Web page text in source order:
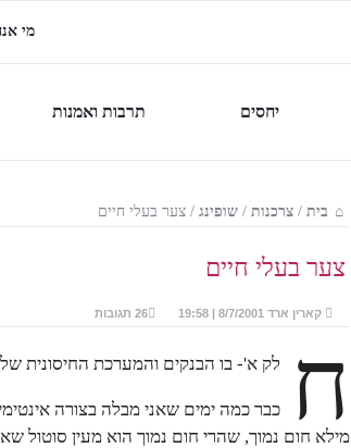
מי
יחסים תרבות ואמנות
בית /צרכנות /שופינג /צער בעלי חיים
צער בעלי חיים
קארין ארד 8/7/2001 | 19:58 26 תגובות
ח לק א'- בו הבנקים והמערכת החיסונית
כבר כמה ימים שאני מבלה בצורה
מילא חום נמוך, שהרי חום נמוך הוא מעין סוטול